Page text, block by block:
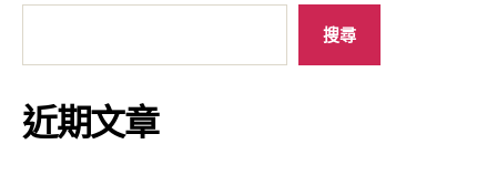
搜尋
近期文章